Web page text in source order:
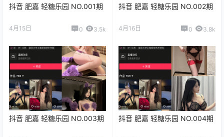
抖音 肥嘉 轻糖乐园 NO.001期
4月15日 0 3.5k
抖音 肥嘉 轻糖乐园 NO.002期
4月16日 0 3.8k
抖音 肥嘉 轻糖乐园 NO.003期 抖音 肥嘉 轻糖乐园 NO.004期